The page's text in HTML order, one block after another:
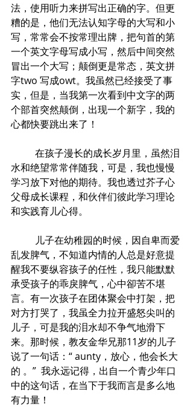
法，使用听力来拼写出正确的字。但更
糟的是，他们无法认知字母的大写和小
写，常常会不按常理出牌，把句首的第
一个英文字母写成小写，然后中间突然
冒出一个大写；颠倒更是常态，英文拼
字two 写成owt。我虽然已经接受了事
实，但是，当我第一次看到中文字的两
个部首突然颠倒，出现一个新字，我的
心都快要跳出来了！
水和绝望常常伴随我，可是，我也慢慢
学习放下对他的期待。我也透过芥子心
父母成长课程，和伙伴们彼此学习理论
和实践育儿心得。
乱发脾气，不知道内情的人总是好意提
醒我不要纵容孩子的任性，我只能默默
承受孩子的乖戾脾气，心中卻苦不堪
言。有一次孩子在团体聚会中打架，把
对方打哭了，我虽全力拉开盛怒尖叫的
儿子，可是我的泪水却不争气地滑下
来。那时候，教友金华兄那11岁的儿子
说了一句话：“ aunty，放心，他会长大
的 。”  我永远记得，出自一个青少年口
中的这句话，在当下于我而言是多么地
有力量！